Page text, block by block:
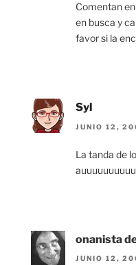
Comentan
en busca y
favor si la
Syl
JUNIO 12,
La tanda de
onanista
JUNIO 12,